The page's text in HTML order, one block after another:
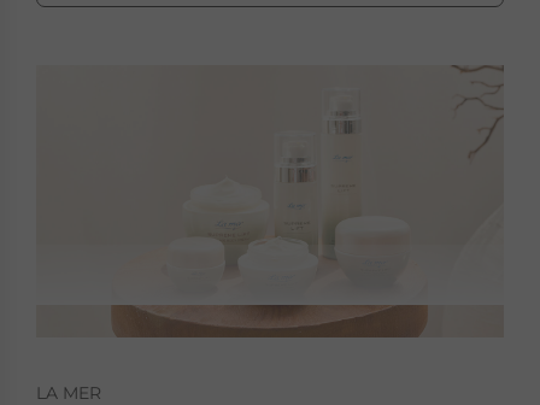
LA MER